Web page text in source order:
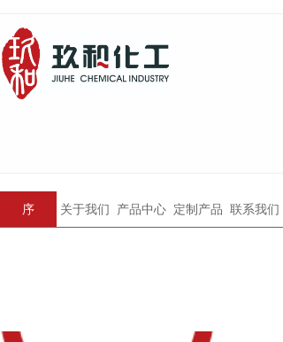
序 关于我们 产品中心 定制产品 联系我们